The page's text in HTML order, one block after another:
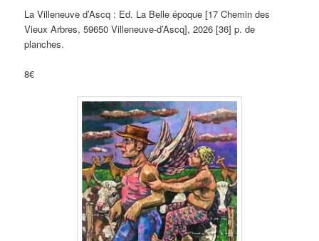
La Villeneuve d’Ascq : Ed. La Belle époque [17 Chemin des
Vieux Arbres, 59650 Villeneuve-d’Ascq], 2026 [36] p. de
planches.
8€